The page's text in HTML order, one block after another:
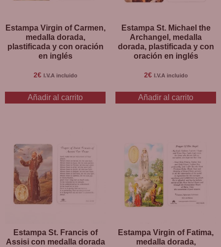
Estampa Virgin of Carmen,
medalla dorada,
plastificada y con oración
en inglés
2€ I.V.A incluido
Añadir al carrito
Estampa St. Michael the
Archangel, medalla
dorada, plastificada y con
oración en inglés
2€ I.V.A incluido
Añadir al carrito
Estampa St. Francis of
Assisi con medalla dorada
Estampa Virgin of Fatima,
medalla dorada,